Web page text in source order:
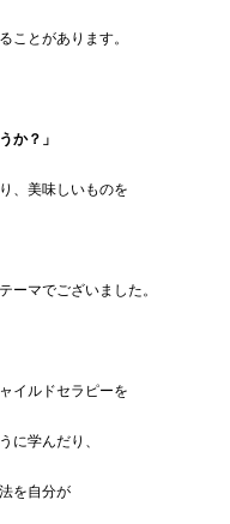
ことがあります。
か？」
、美味しいものを
ーマでございました。
イルドセラピーを
に学んだり、
を自分が